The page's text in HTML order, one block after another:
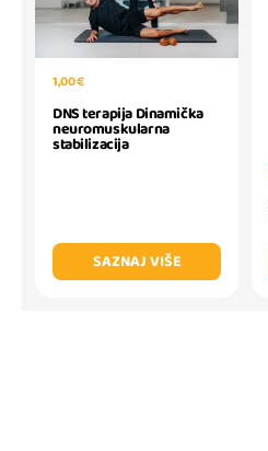
1,00 €
DNS terapija Dinamička
neuromuskularna
stabilizacija
SAZNAJ VIŠE